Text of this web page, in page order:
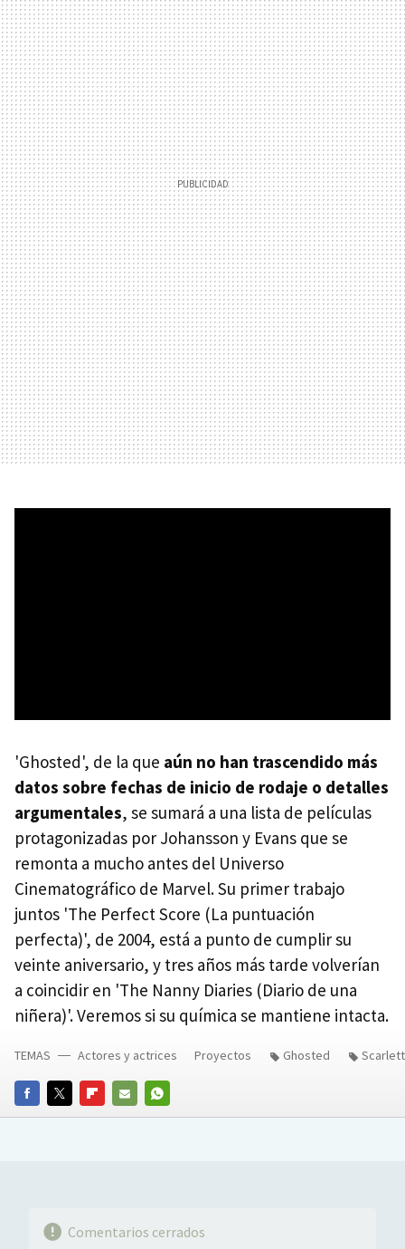
'Ghosted', de la que aún no han trascendido más
datos sobre fechas de inicio de rodaje o detalles
argumentales, se sumará a una lista de películas
protagonizadas por Johansson y Evans que se
remonta a mucho antes del Universo
Cinematográfico de Marvel. Su primer trabajo
juntos 'The Perfect Score (La puntuación
perfecta)', de 2004, está a punto de cumplir su
veinte aniversario, y tres años más tarde volverían
a coincidir en 'The Nanny Diaries (Diario de una
niñera)'. Veremos si su química se mantiene intacta.
FACEBOOKTWITTERFLIPBOARD
E-
WHATSAPP
TEMAS Actores y actrices Proyectos Ghosted
Comentarios cerrados